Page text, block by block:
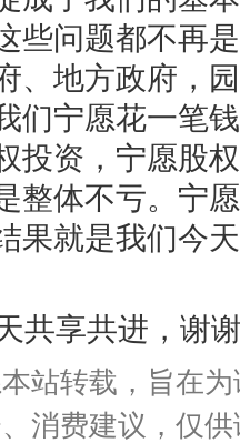
些问题都不再
、地方政府，
们宁愿花一笔
投资，宁愿股
整体不亏。宁
果就是我们今
共享共进，谢
站转载，旨在
消费建议，仅